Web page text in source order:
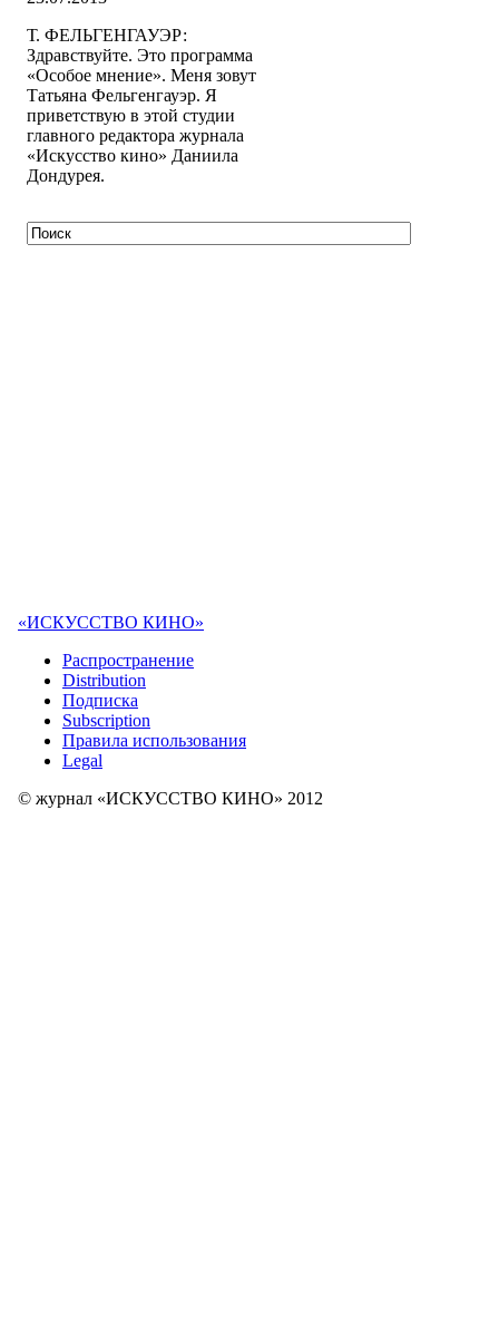
Т. ФЕЛЬГЕНГАУЭР:
Здравствуйте. Это программа
«Особое мнение». Меня зовут
Татьяна Фельгенгауэр. Я
приветствую в этой студии
главного редактора журнала
«Искусство кино» Даниила
Дондурея.
«ИСКУССТВО КИНО»
Распространение
Distribution
Подписка
Subscription
Правила использования
Legal
© журнал «ИСКУССТВО КИНО» 2012